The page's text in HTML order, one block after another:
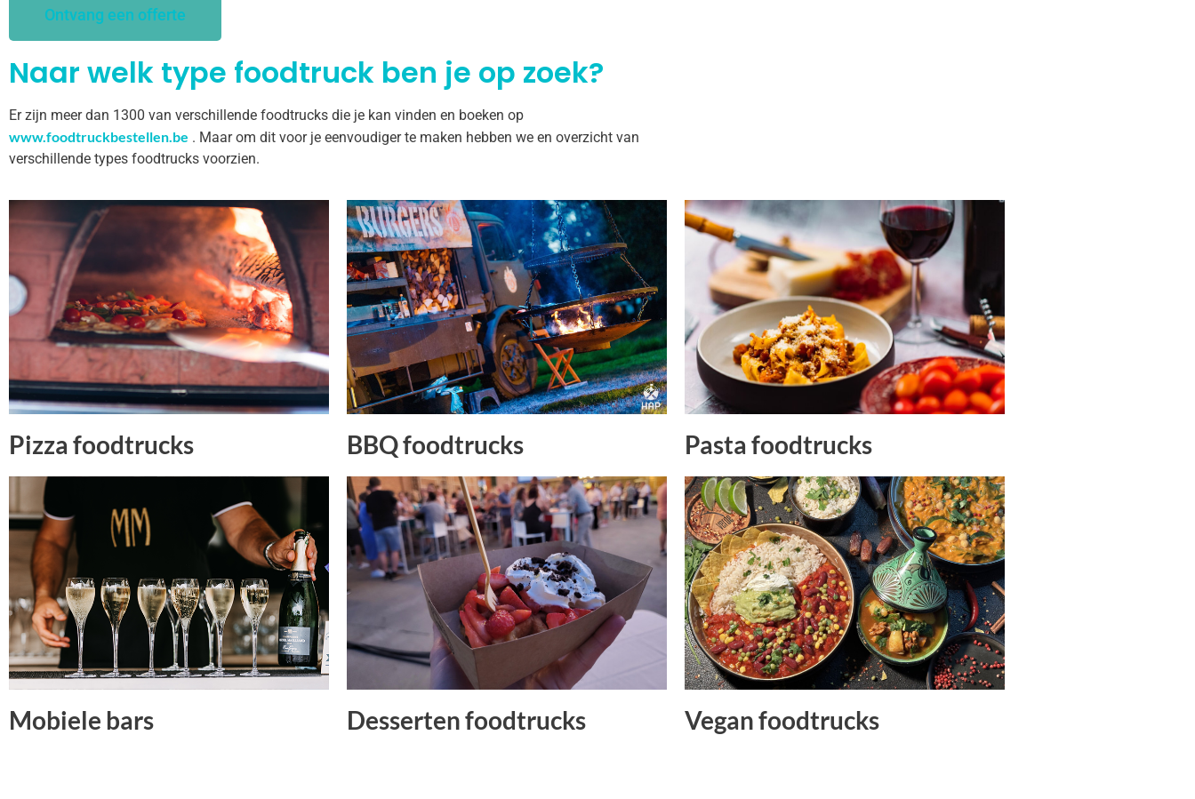
Ontvang een offerte
Naar welk type foodtruck ben je op zoek?
Er zijn meer dan 1300 van verschillende foodtrucks die je kan vinden en boeken op
www.foodtruckbestellen.be . Maar om dit voor je eenvoudiger te maken hebben we en overzicht van
verschillende types foodtrucks voorzien.
Pizza foodtrucks BBQ foodtrucks Pasta foodtrucks
Mobiele bars Desserten foodtrucks Vegan foodtrucks